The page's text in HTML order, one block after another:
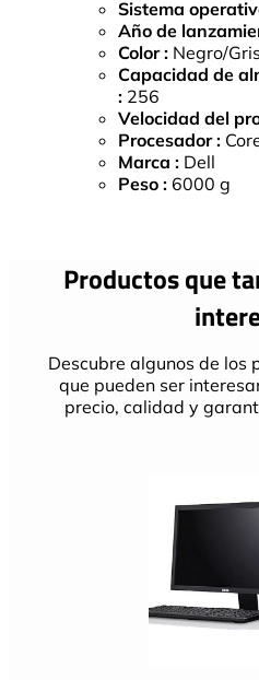
Sistema
Año de
Color : Negro/Gris
Capacidad de
: 256
Velocidad del
Procesador :
Marca : Dell
Peso : 6000 g
Productos que
Descubre algunos de los
que pueden ser
precio, calidad y